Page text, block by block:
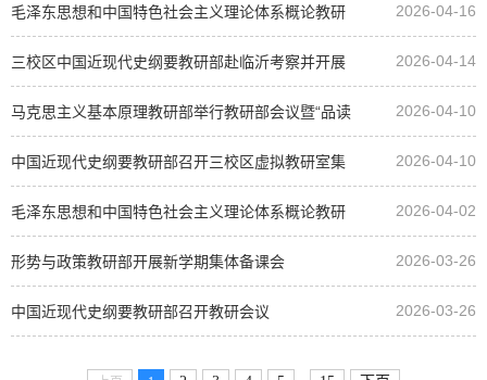
毛泽东思想和中国特色社会主义理论体系概论教研
部召开教研会议
2026-04-16
三校区中国近现代史纲要教研部赴临沂考察并开展
现场教学研讨活动
2026-04-14
马克思主义基本原理教研部举行教研部会议暨“品读
经典”专题活动
2026-04-10
中国近现代史纲要教研部召开三校区虚拟教研室集
体备课会
2026-04-10
毛泽东思想和中国特色社会主义理论体系概论教研
部召开教研会议
2026-04-02
形势与政策教研部开展新学期集体备课会 2026-03-26
中国近现代史纲要教研部召开教研会议 2026-03-26